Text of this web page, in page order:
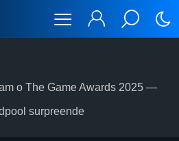
o The Game Awards 2025 —
surpreende